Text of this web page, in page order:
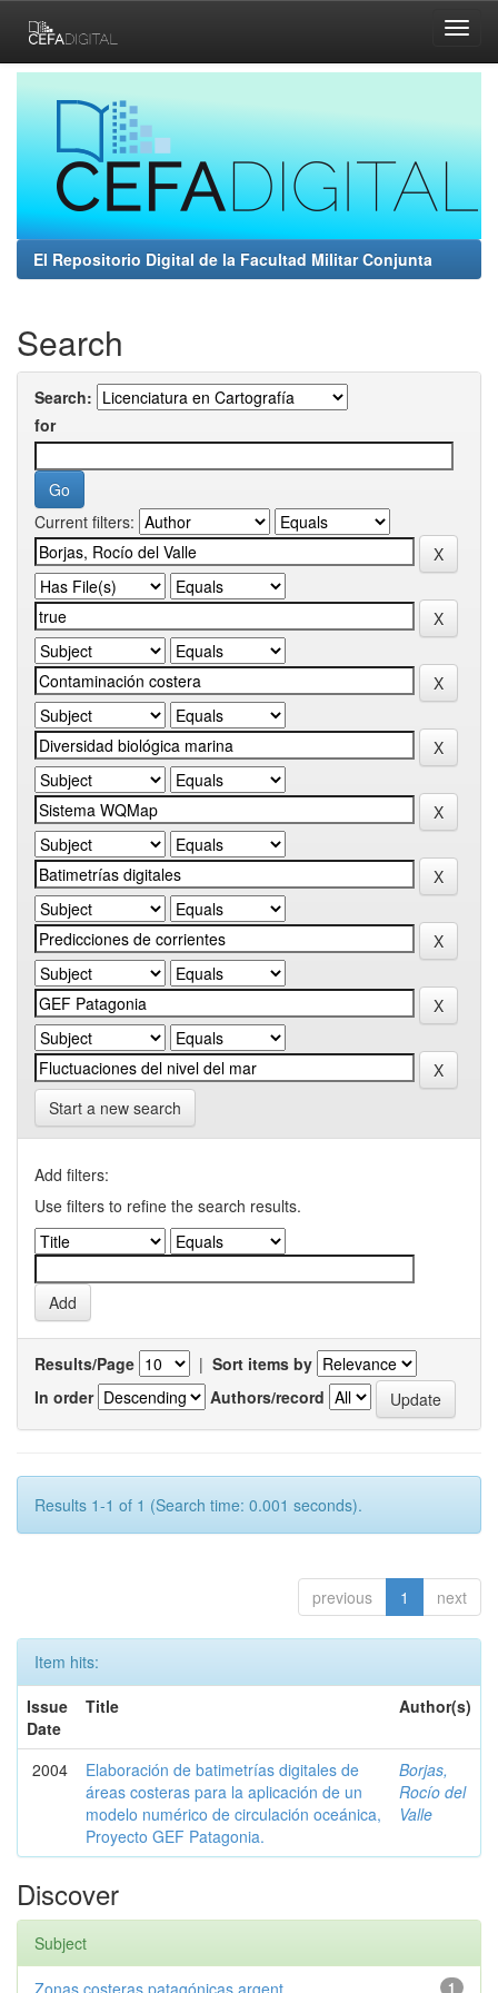
navigation
El Repositorio Digital de la Facultad Militar Conjunta
Search
Search:
for
Current filters:
Start a new search
Add filters:
Use filters to refine the search results.
Results/Page | Sort items by
In order
Authors/record
Results 1-1 of 1 (Search time: 0.001 seconds).
previous 1 next
Item hits:
Issue
Date
Title Author(s)
2004
Elaboración de batimetrías digitales de
áreas costeras para la aplicación de un
modelo numérico de circulación oceánica,
Proyecto GEF Patagonia.
Borjas,
Rocío del
Valle
Discover
Subject
1
Zonas costeras patagónicas argent...